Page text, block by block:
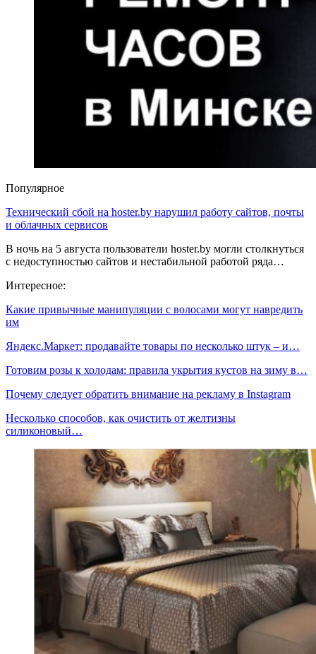
Популярное
Технический сбой на hoster.by нарушил работу сайтов, почты
и облачных сервисов
В ночь на 5 августа пользователи hoster.by могли столкнуться
с недоступностью сайтов и нестабильной работой ряда…
Интересное:
Какие привычные манипуляции с волосами могут навредить
им
Яндекс.Маркет: продавайте товары по несколько штук – и…
Готовим розы к холодам: правила укрытия кустов на зиму в…
Почему следует обратить внимание на рекламу в Instagram
Несколько способов, как очистить от желтизны
силиконовый…